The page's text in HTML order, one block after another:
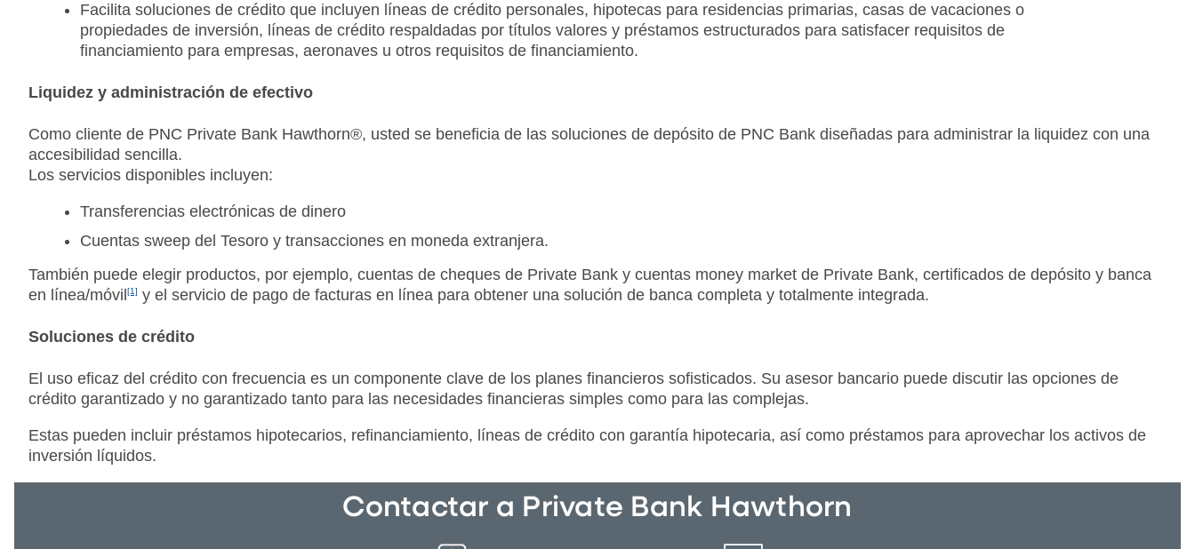
Facilita soluciones de crédito que incluyen líneas de crédito personales, hipotecas para residencias primarias, casas de vacaciones o
propiedades de inversión, líneas de crédito respaldadas por títulos valores y préstamos estructurados para satisfacer requisitos de
financiamiento para empresas, aeronaves u otros requisitos de financiamiento.
Liquidez y administración de efectivo
Como cliente de PNC Private Bank Hawthorn®, usted se beneficia de las soluciones de depósito de PNC Bank diseñadas para administrar la liquidez con una
accesibilidad sencilla.
Los servicios disponibles incluyen:
Transferencias electrónicas de dinero
Cuentas sweep del Tesoro y transacciones en moneda extranjera.
También puede elegir productos, por ejemplo, cuentas de cheques de Private Bank y cuentas money market de Private Bank, certificados de depósito y banca
en línea/móvil [1] y el servicio de pago de facturas en línea para obtener una solución de banca completa y totalmente integrada.
Soluciones de crédito
El uso eficaz del crédito con frecuencia es un componente clave de los planes financieros sofisticados. Su asesor bancario puede discutir las opciones de
crédito garantizado y no garantizado tanto para las necesidades financieras simples como para las complejas.
Estas pueden incluir préstamos hipotecarios, refinanciamiento, líneas de crédito con garantía hipotecaria, así como préstamos para aprovechar los activos de
inversión líquidos.
Contactar a Private Bank Hawthorn